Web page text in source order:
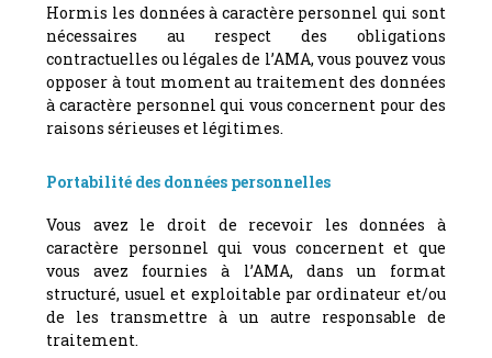
Hormis les données à caractère personnel qui sont
nécessaires au respect des obligations
contractuelles ou légales de l’AMA, vous pouvez vous
opposer à tout moment au traitement des données
à caractère personnel qui vous concernent pour des
raisons sérieuses et légitimes.
Portabilité des données personnelles
Vous avez le droit de recevoir les données à
caractère personnel qui vous concernent et que
vous avez fournies à l’AMA, dans un format
structuré, usuel et exploitable par ordinateur et/ou
de les transmettre à un autre responsable de
traitement.